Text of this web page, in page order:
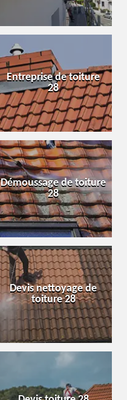
Entreprise de toiture
28
Démoussage de toiture
28
Devis nettoyage de
toiture 28